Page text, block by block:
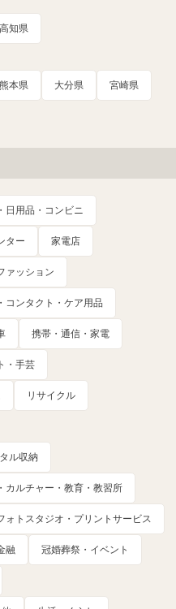
高知県
熊本県 大分県 宮崎県
日用品・コンビニ
ター 家電店
ァッション
コンタクト・ケア用品
携帯・通信・家電
・手芸
リサイクル
ル収納
カルチャー・教育・教習所
ォトスタジオ・プリントサービス
融 冠婚葬祭・イベント